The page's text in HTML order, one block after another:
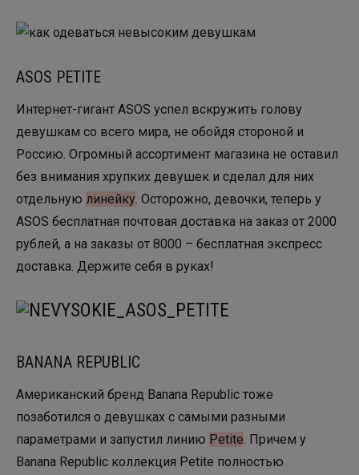
ASOS PETITE
Интернет-гигант ASOS успел вскружить голову
девушкам со всего мира, не обойдя стороной и
Россию. Огромный ассортимент магазина не оставил
без внимания хрупких девушек и сделал для них
отдельную линейку. Осторожно, девочки, теперь у
ASOS бесплатная почтовая доставка на заказ от 2000
рублей, а на заказы от 8000 – бесплатная экспресс
доставка. Держите себя в руках!
BANANA REPUBLIC
Американский бренд Banana Republic тоже
позаботился о девушках с самыми разными
параметрами и запустил линию Petite. Причем у
Banana Republic коллекция Petite полностью